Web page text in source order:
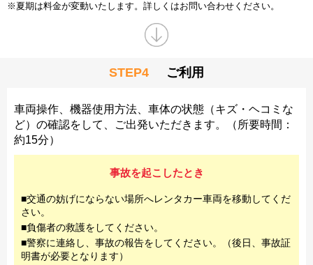
※夏期は料金が変動いたします。詳しくはお問い合わせください。
STEP4 ご利用
車両操作、機器使用方法、車体の状態（キズ・ヘコミな
ど）の確認をして、ご出発いただきます。（所要時間：
約15分）
事故を起こしたとき
■交通の妨げにならない場所へレンタカー車両を移動してくだ
さい。
■負傷者の救護をしてください。
■警察に連絡し、事故の報告をしてください。（後日、事故証
明書が必要となります）